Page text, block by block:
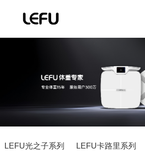
LEFU光之子系列 LEFU卡路里系列